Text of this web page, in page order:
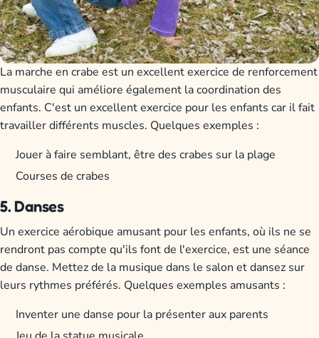
La marche en crabe est un excellent exercice de renforcement
musculaire qui améliore également la coordination des
enfants. C'est un excellent exercice pour les enfants car il fait
travailler différents muscles. Quelques exemples :
Jouer à faire semblant, être des crabes sur la plage
Courses de crabes
5. Danses
Un exercice aérobique amusant pour les enfants, où ils ne se
rendront pas compte qu'ils font de l'exercice, est une séance
de danse. Mettez de la musique dans le salon et dansez sur
leurs rythmes préférés. Quelques exemples amusants :
Inventer une danse pour la présenter aux parents